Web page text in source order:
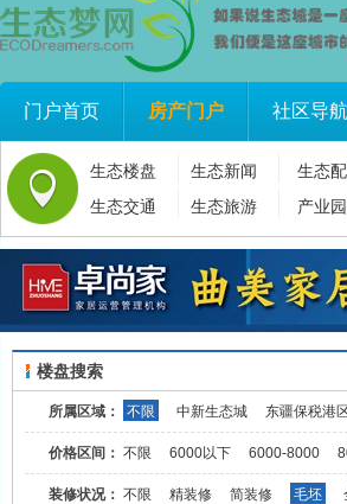
门户首页 房产门户 社区导航
生态楼盘 生态新闻
生态
生态交通
生态旅游 产业
楼盘搜索
所属区域： 不限 中新生态城 东疆保税港
价格区间： 不限 6000以下 6000-8000
装修状况： 不限 精装修 简装修 毛坯